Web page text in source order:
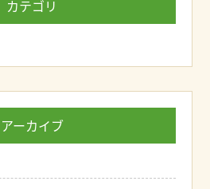
カテゴリ
アーカイブ